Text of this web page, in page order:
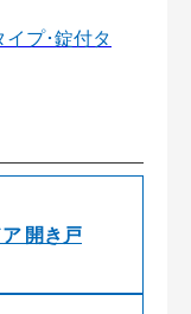
プ･錠付タ
開き戸